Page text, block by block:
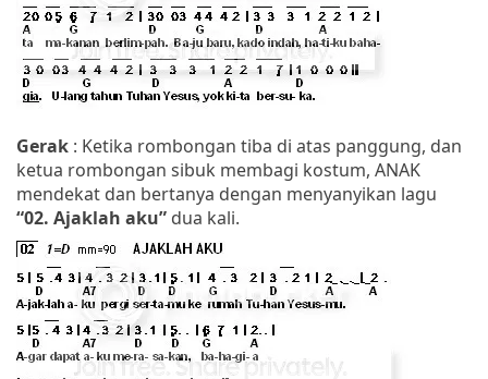
Gerak : Ketika rombongan tiba di atas panggung, dan
ketua rombongan sibuk membagi kostum, ANAK
mendekat dan bertanya dengan menyanyikan lagu
“02. Ajaklah aku” dua kali.